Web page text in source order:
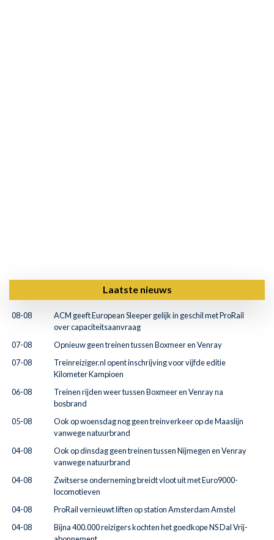
Laatste nieuws
08-08
ACM geeft European Sleeper gelijk in geschil met ProRail
over capaciteitsaanvraag
07-08
Opnieuw geen treinen tussen Boxmeer en Venray
07-08
Treinreiziger.nl opent inschrijving voor vijfde editie
Kilometer Kampioen
06-08
Treinen rijden weer tussen Boxmeer en Venray na
bosbrand
05-08
Ook op woensdag nog geen treinverkeer op de Maaslijn
vanwege natuurbrand
04-08
Ook op dinsdag geen treinen tussen Nijmegen en Venray
vanwege natuurbrand
04-08
Zwitserse onderneming breidt vloot uit met Euro9000-
locomotieven
04-08
ProRail vernieuwt liften op station Amsterdam Amstel
04-08
Bijna 400.000 reizigers kochten het goedkope NS Dal Vrij-